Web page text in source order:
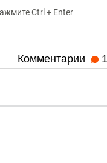
Ctrl + Enter
Комментарии